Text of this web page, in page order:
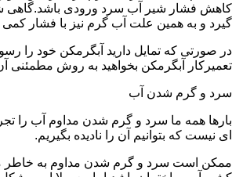
کاهش فشار شیر آب سرد ورودی
گیرد و به همین علت آب گرم نیز با فشار
در صورتی که تمایل دارید آبگرمکن خود را
تعمیرکار آبگرمکن بخواهید به روش مطمئنی
سرد و گرم شدن آب
بارها همه ما سرد و گرم شدن مداوم آب را
ای نیست که بتوانیم آن را نادیده بگیریم.
ممکن است سرد و گرم شدن مداوم به خاطر